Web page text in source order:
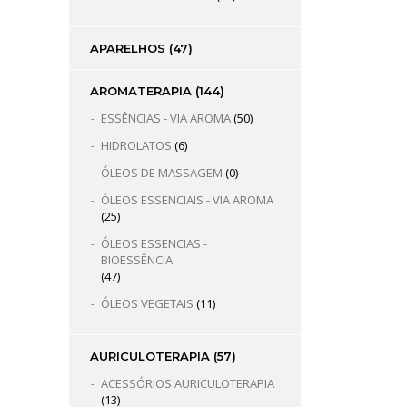
APARELHOS (47)
AROMATERAPIA (144)
ESSÊNCIAS - VIA AROMA(50)
HIDROLATOS (6)
ÓLEOS DE MASSAGEM (0)
ÓLEOS ESSENCIAIS - VIA AROMA
(25)
ÓLEOS ESSENCIAS -
BIOESSÊNCIA
(47)
ÓLEOS VEGETAIS (11)
AURICULOTERAPIA (57)
ACESSÓRIOS AURICULOTERAPIA
(13)